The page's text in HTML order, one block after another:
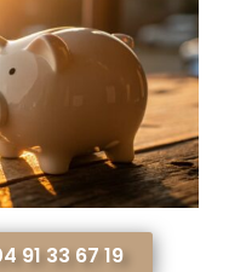
91 33 67 19